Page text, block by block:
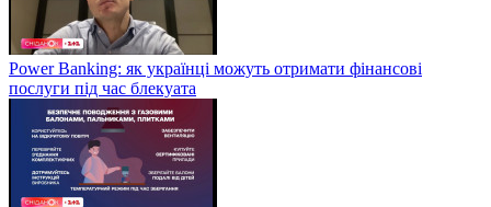
Power Banking: як українці можуть отримати фінансові
послуги під час блекуата